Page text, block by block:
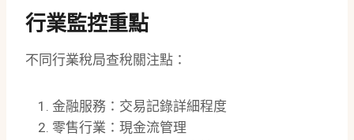
行業監控重點
不同行業稅局查稅關注點：
金融服務：交易記錄詳細程度
零售行業：現金流管理